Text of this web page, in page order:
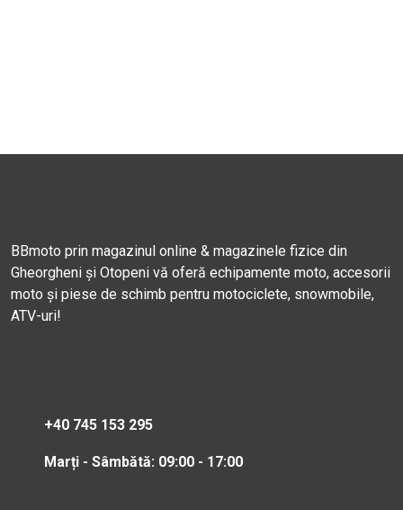
BBmoto prin magazinul online & magazinele fizice din
Gheorgheni și Otopeni vă oferă echipamente moto, accesorii
moto și piese de schimb pentru motociclete, snowmobile,
ATV-uri!
+40 745 153 295
Marți - Sâmbătă: 09:00 - 17:00